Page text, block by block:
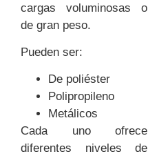
cargas voluminosas o
de gran peso.
Pueden ser:
De poliéster
Polipropileno
Metálicos
Cada uno ofrece
diferentes niveles de